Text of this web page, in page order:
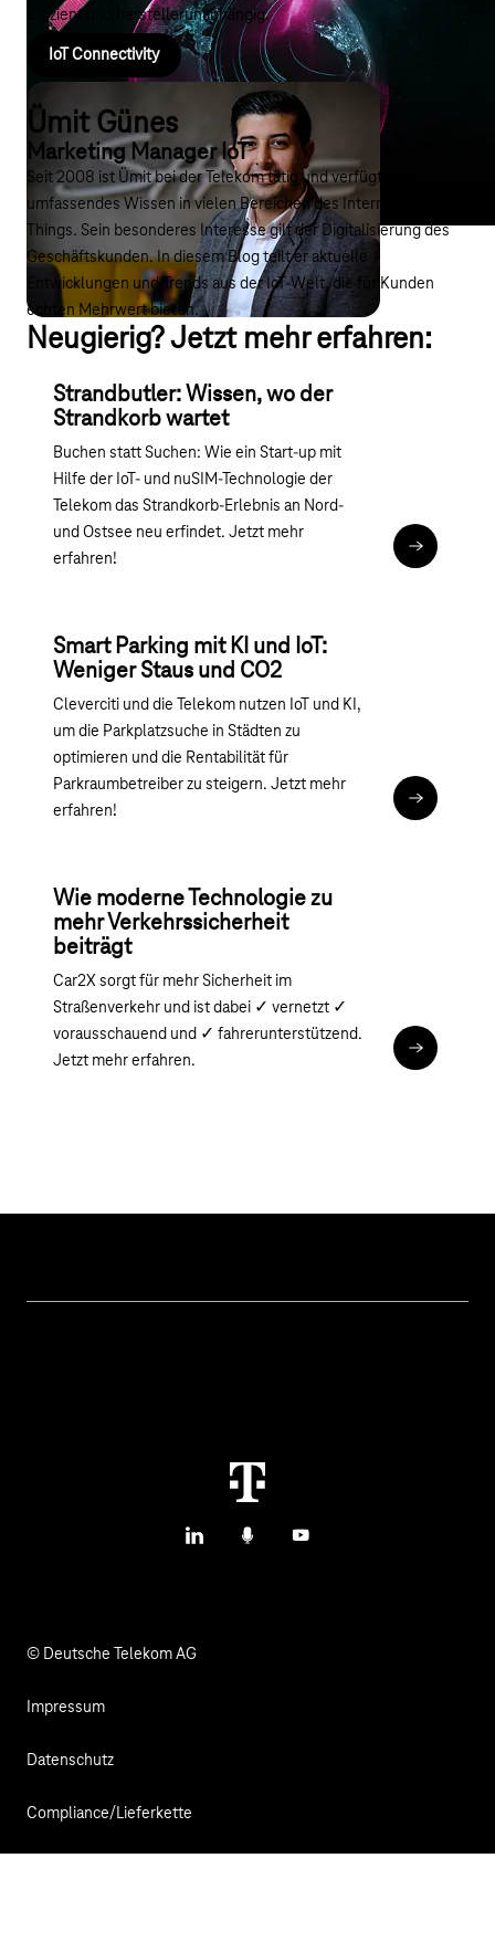
effizient und herstellerunabhängig.
IoT Connectivity
Ümit Günes
Marketing Manager IoT
Seit 2008 ist Ümit bei der Telekom tätig und verfügt über
umfassendes Wissen in vielen Bereichen des Internet of
Things. Sein besonderes Interesse gilt der Digitalisierung des
Geschäftskunden. In diesem Blog teilt er aktuelle
Entwicklungen und Trends aus der IoT-Welt, die für Kunden
echten Mehrwert bieten.
Neugierig? Jetzt mehr erfahren:
Strandbutler: Wissen, wo der
Strandkorb wartet
Buchen statt Suchen: Wie ein Start-up mit
Hilfe der IoT- und nuSIM-Technologie der
Telekom das Strandkorb-Erlebnis an Nord-
und Ostsee neu erfindet. Jetzt mehr
erfahren!
Zum Artikel
Smart Parking mit KI und IoT:
Weniger Staus und CO2
Cleverciti und die Telekom nutzen IoT und KI,
um die Parkplatzsuche in Städten zu
optimieren und die Rentabilität für
Parkraumbetreiber zu steigern. Jetzt mehr
erfahren!
Smart
Wie moderne Technologie zu
mehr Verkehrssicherheit
beiträgt
Car2X sorgt für mehr Sicherheit im
Straßenverkehr und ist dabei ✓ vernetzt ✓
vorausschauend und ✓ fahrerunterstützend.
Jetzt mehr erfahren.
Zum Artikel
LinkedInPodcastsYouTube
© Deutsche Telekom AG
Impressum
Datenschutz
Compliance/Lieferkette